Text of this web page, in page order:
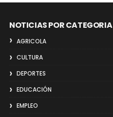
NOTICIAS POR CATEGORIA
AGRICOLA
CULTURA
DEPORTES
EDUCACIÓN
EMPLEO